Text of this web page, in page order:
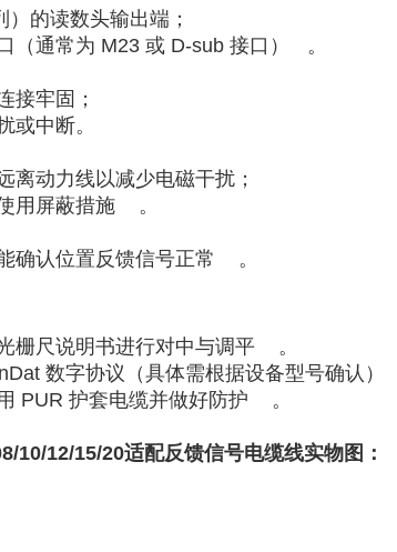
的读数头输出端；
（通常为 M23 或 D-sub 接口）‌‌
。
接牢固；
或中断。
离动力线以减少电磁干扰；
用屏蔽措施
。
确认位置反馈信号正常
。
栅尺说明书进行对中与调平
。
数字协议 ‌（具体需根据设备型号确认）‌‌
PUR 护套电缆并做好防护
。
10/12/15/20适配反馈信号电缆线实物图：